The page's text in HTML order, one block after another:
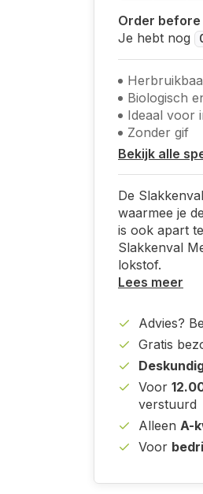
Order before
Je hebt nog
Biologisch
Ideaal voor
Zonder gif
Bekijk alle
De
waarmee je
is ook apart
Slakkenval
lokstof.
Lees meer
Advies?
Gratis
Voor
verstuurd
Alleen A-
Voor